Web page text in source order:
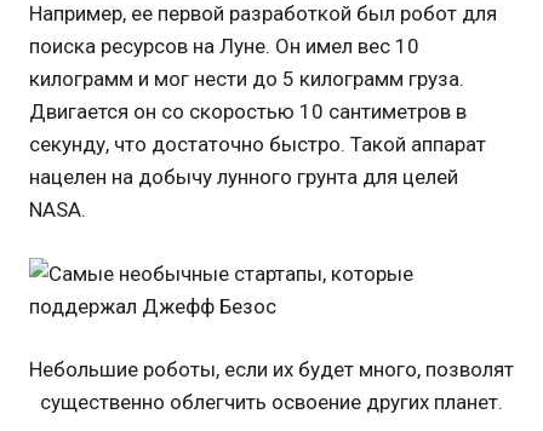
Например, ее первой разработкой был робот для
поиска ресурсов на Луне. Он имел вес 10
килограмм и мог нести до 5 килограмм груза.
Двигается он со скоростью 10 сантиметров в
секунду, что достаточно быстро. Такой аппарат
нацелен на добычу лунного грунта для целей
NASA.
Небольшие роботы, если их будет много, позволят
существенно облегчить освоение других планет.